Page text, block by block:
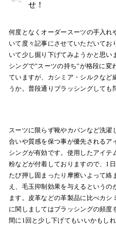
せ！
何度となくオーダースーツの手入れ
いて度々記事にさせていただいてお
いて少し掘り下げてみようかと思い
シングで”スーツの持ち”が格段に
ていますが、カシミア・シルクなど
うか。普段通りブラッシングしても
スーツに限らず靴やカバンなど洗濯
合いや質感を保つ事が優先されるア
シングが有効です。使用したアイテ
粉などが付着しておりますので、1
たび押し固まったり摩擦いよって絡
え、毛玉抑制効果を与えるというの
ます。皮革などの革製品に比べカ
に関しましてはブラッシングの頻度
間に1回と少し下げてもいいかもしれ